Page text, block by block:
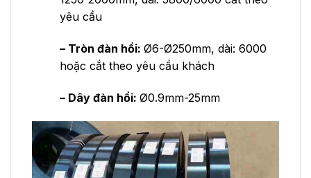
yêu cầu
– Tròn đàn hồi: Ø6-Ø250mm, dài: 6000
hoặc cắt theo yêu cầu khách
– Dây đàn hồi: Ø0.9mm-25mm